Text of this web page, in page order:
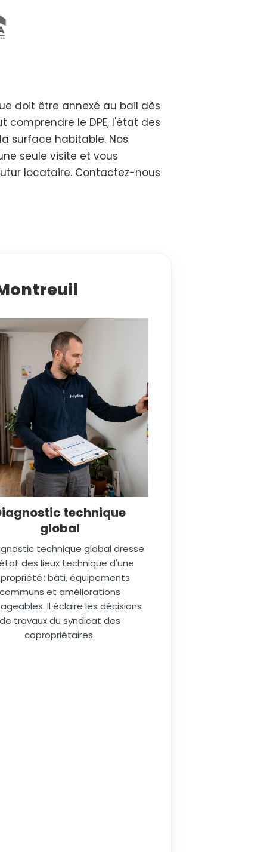
doit être annexé au bail dès
le DPE, l'état des
surface habitable. Nos
seule visite et vous
locataire. Contactez-nous
technique
global
technique global dresse
des lieux technique d'une
: bâti, équipements
et améliorations
Il éclaire les décisions
travaux du syndicat des
copropriétaires.